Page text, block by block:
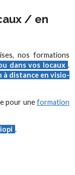
/ en
nos formations
dans vos locaux .
distance en visio-
pour uneformation
.